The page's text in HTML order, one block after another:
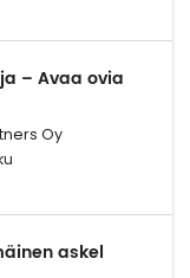
– Avaa ovia
Oy
askel